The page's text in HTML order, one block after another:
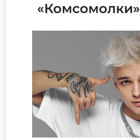
«Комсомолки»